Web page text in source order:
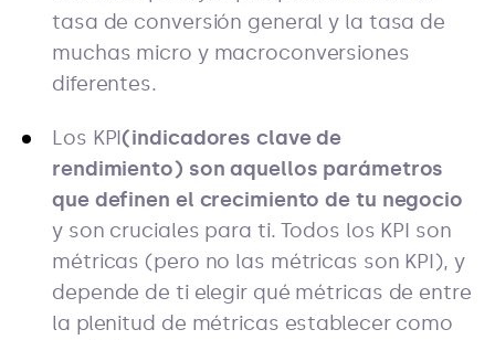
tasa de conversión general y la tasa de
muchas micro y macroconversiones
diferentes.
Los KPI(indicadores clave de
rendimiento) son aquellos parámetros
que definen el crecimiento de tu negocio
y son cruciales para ti. Todos los KPI son
métricas (pero no las métricas son KPI), y
depende de ti elegir qué métricas de entre
la plenitud de métricas establecer como